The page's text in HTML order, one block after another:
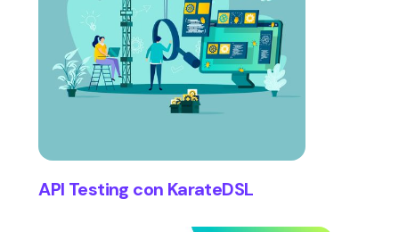
API Testing con KarateDSL